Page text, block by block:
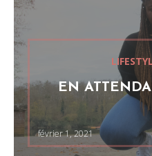
EN
février 1, 2021